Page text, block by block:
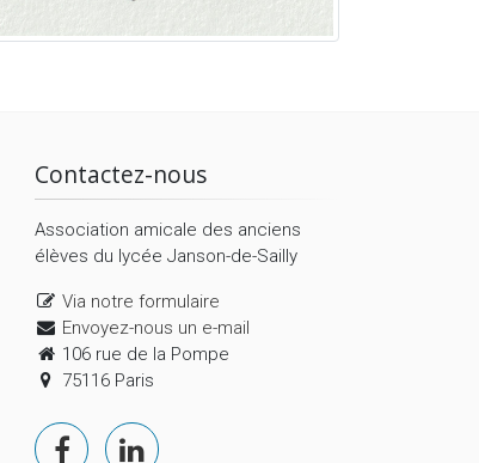
Contactez-nous
Association amicale des anciens
élèves du lycée Janson-de-Sailly
Via notre formulaire
Envoyez-nous un e-mail
106 rue de la Pompe
75116 Paris